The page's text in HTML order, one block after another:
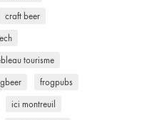
craft beer
tourisme
frogpubs
ici montreuil